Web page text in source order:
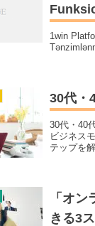
1win
30代・
30代・40
ビジネス
テップを
「オ
きる3